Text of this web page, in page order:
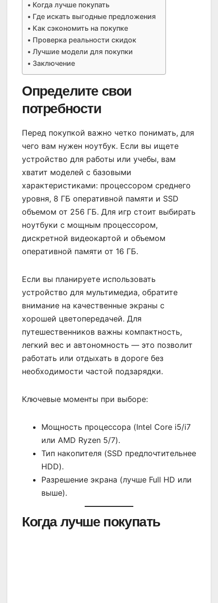
Когда лучше покупать
Где искать выгодные предложения
Как сэкономить на покупке
Проверка реальности скидок
Лучшие модели для покупки
Заключение
Определите свои
потребности
Перед покупкой важно четко понимать, для
чего вам нужен ноутбук. Если вы ищете
устройство для работы или учебы, вам
хватит моделей с базовыми
характеристиками: процессором среднего
уровня, 8 ГБ оперативной памяти и SSD
объемом от 256 ГБ. Для игр стоит выбирать
ноутбуки с мощным процессором,
дискретной видеокартой и объемом
оперативной памяти от 16 ГБ.
Если вы планируете использовать
устройство для мультимедиа, обратите
внимание на качественные экраны с
хорошей цветопередачей. Для
путешественников важны компактность,
легкий вес и автономность — это позволит
работать или отдыхать в дороге без
необходимости частой подзарядки.
Ключевые моменты при выборе:
Мощность процессора (Intel Core i5/i7
или AMD Ryzen 5/7).
Тип накопителя (SSD предпочтительнее
HDD).
Разрешение экрана (лучше Full HD или
выше).
Когда лучше покупать